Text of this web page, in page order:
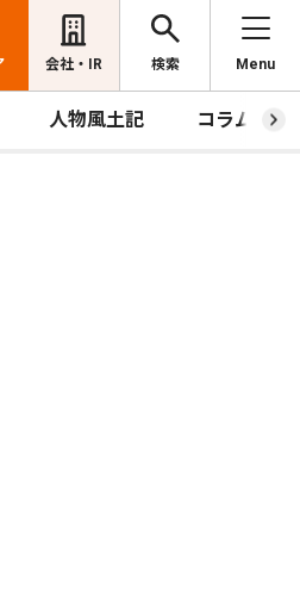
会社・IR 検索 Menu
人物風土記 コラム